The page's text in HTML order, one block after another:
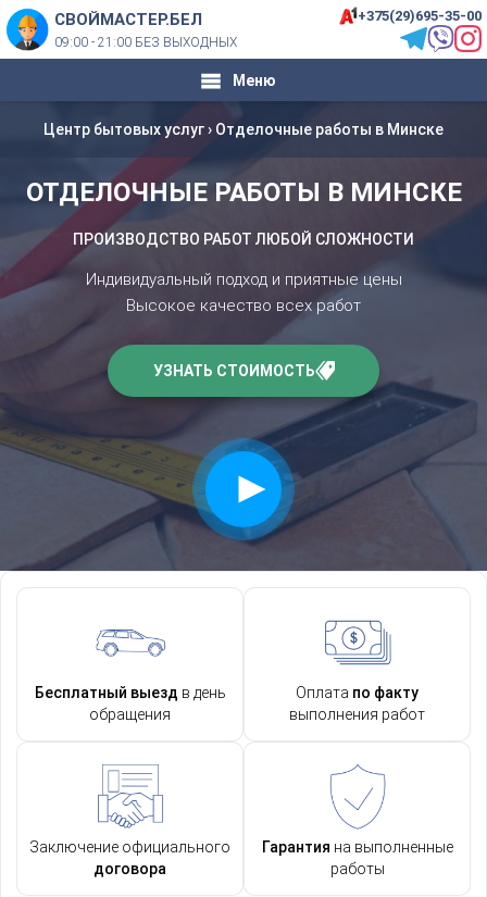
СВОЙМАСТЕР.БЕЛ
09:00 - 21:00 БЕЗ ВЫХОДНЫХ
+375(29)695-35-00
Меню
Центр бытовых услуг› Отделочные работы в Минске
ОТДЕЛОЧНЫЕ РАБОТЫ В МИНСКЕ
ПРОИЗВОДСТВО РАБОТ ЛЮБОЙ СЛОЖНОСТИ
Индивидуальный подход и приятные цены
Высокое качество всех работ
УЗНАТЬ СТОИМОСТЬ
Бесплатный выезд в день
обращения
Оплата по факту
выполнения работ
Заключение официального
договора
Гарантия на выполненные
работы